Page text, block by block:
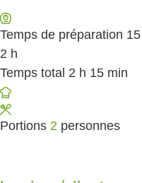
Temps de préparation 15
2 heures
h
Temps total 2 heures
h 15 minutes
min
Portions 2 personnes